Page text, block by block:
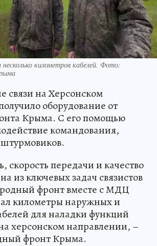
километров кабелей. Фото:
связи на Херсонском
оборудование от
Крыма. С его помощью
командования,
скорость передачи и качество
из ключевых задач связистов
фронт вместе с МДЦ
километры наружных и
для наладки функций
херсонском направлении, –
фронт Крыма.